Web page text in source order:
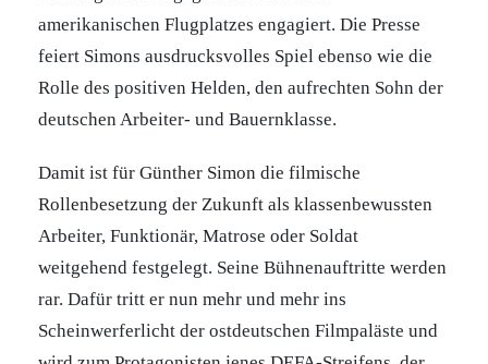
amerikanischen Flugplatzes engagiert. Die Presse
feiert Simons ausdrucksvolles Spiel ebenso wie die
Rolle des positiven Helden, den aufrechten Sohn der
deutschen Arbeiter- und Bauernklasse.
Damit ist für Günther Simon die filmische
Rollenbesetzung der Zukunft als klassenbewussten
Arbeiter, Funktionär, Matrose oder Soldat
weitgehend festgelegt. Seine Bühnenauftritte werden
rar. Dafür tritt er nun mehr und mehr ins
Scheinwerferlicht der ostdeutschen Filmpaläste und